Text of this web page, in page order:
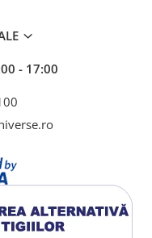
- 17:00